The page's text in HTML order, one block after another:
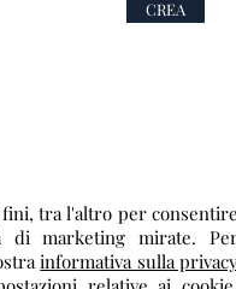
tra l'altro per
marketing mirate.
informativa sulla